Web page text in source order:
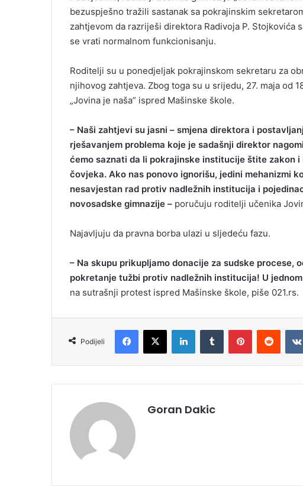
bezuspješno tražili sastanak sa pokrajinskim
zahtjevom da razriješi direktora Radivoja P. Stojkovića
se vrati normalnom funkcionisanju.
Roditelji su u ponedjeljak pokrajinskom sekretaru za
njihovog zahtjeva. Zbog toga su u srijedu, 27. maja od
„Jovina je naša” ispred Mašinske škole.
– Naši zahtjevi su jasni – smjena direktora i
rješavanjem problema koje je sadašnji direktor
ćemo saznati da li pokrajinske institucije štite zakon
čovjeka. Ako nas ponovo ignorišu, jedini mehanizmi
nesavjestan rad protiv nadležnih institucija i
novosadske gimnazije – poručuju roditelji učenika
Najavljuju da pravna borba ulazi u sljedeću fazu.
– Na skupu prikupljamo donacije za sudske procese,
pokretanje tužbi protiv nadležnih institucija! U
na sutrašnji protest ispred Mašinske škole, piše 021.rs.
Podijeli
Goran Dakic